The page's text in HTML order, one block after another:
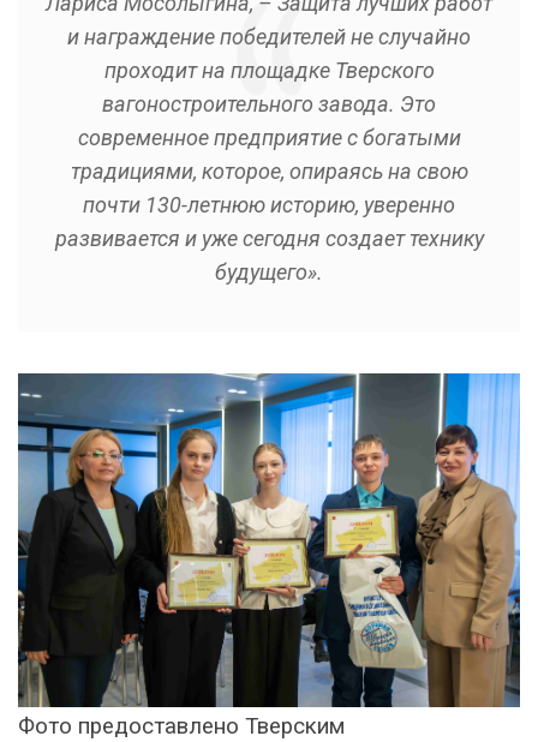
и награждение победителей не случайно
проходит на площадке Тверского
вагоностроительного завода. Это
современное предприятие с богатыми
традициями, которое, опираясь на свою
почти 130-летнюю историю, уверенно
развивается и уже сегодня создает технику
будущего».
Фото предоставлено Тверским